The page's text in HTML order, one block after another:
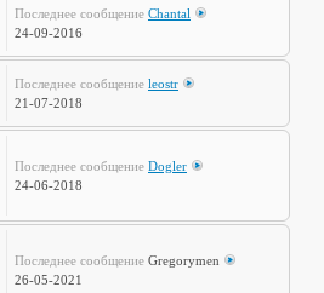
Последнее сообщение Chantal
24-09-2016
Последнее сообщение leostr
21-07-2018
Последнее сообщение Dogler
24-06-2018
Последнее сообщение Gregorymen
26-05-2021